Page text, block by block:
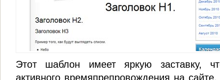
Этот шаблон имеет яркую заставку,
активного времяпрепровождения на